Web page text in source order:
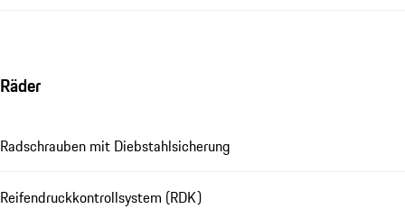
Räder
Radschrauben mit Diebstahlsicherung
Reifendruckkontrollsystem (RDK)